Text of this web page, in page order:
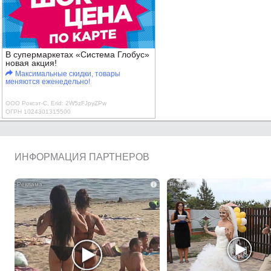
В супермаркетах «Система Глобус»
новая акция!
Максимальные скидки, товары
меняются еженедельно!
ООО Роксэт-С, Erid: 2W5zFJpyZPw
ОГРН 1024301315500
ИНФОРМАЦИЯ ПАРТНЕРОВ
i